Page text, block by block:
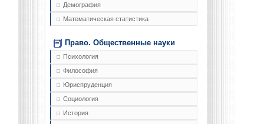
Демография
Математическая статистика
Право. Общественные науки
Психология
Философия
Юриспруденция
Социология
История